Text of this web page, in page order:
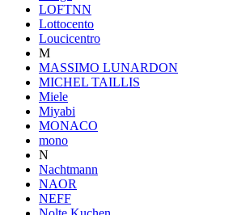
LOFTNN
Lottocento
Loucicentro
M
MASSIMO LUNARDON
MICHEL TAILLIS
Miele
Miyabi
MONACO
mono
N
Nachtmann
NAOR
NEFF